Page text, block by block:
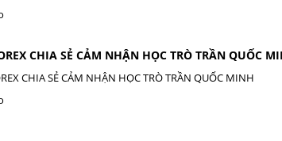
CHIA SẺ CẢM NHẬN HỌC TRÒ TRẦN QUỐC
CHIA SẺ CẢM NHẬN HỌC TRÒ TRẦN QUỐC MINH